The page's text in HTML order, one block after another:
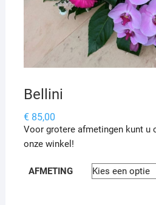
Bellini
€85,00
Voor grotere afmetingen kunt u
onze winkel!
AFMETING